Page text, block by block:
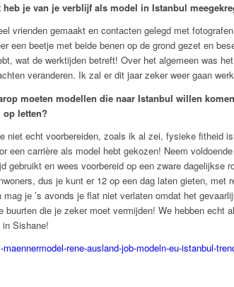
heb je van je verblijf als model in Istanbul
vrienden gemaakt en contacten gelegd met
een beetje met beide benen op de grond gezet en
wat de werktijden betreft! Over het algemeen was
veranderen. Ik zal er dit jaar zeker weer gaan
moeten modellen die naar Istanbul willen
op letten?
niet echt voorbereiden, zoals ik al zei, fysieke fitheid
een carrière als model hebt gekozen! Neem
gebruikt en wees voorbereid op een zware dagelijkse
dus je kunt er 12 op een dag laten gieten, met
mag je ’s avonds je flat niet verlaten omdat het
buurten die je zeker moet vermijden! We hebben echt
Sishane!